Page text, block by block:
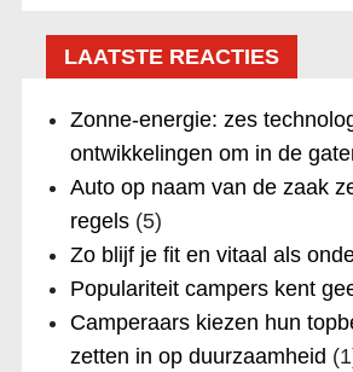
LAATSTE REACTIES
Zonne-energie: zes
ontwikkelingen om in de
Auto op naam van de zaak
regels(5)
Zo blijf je fit en vitaal als
Populariteit campers kent
Camperaars kiezen hun
zetten in op duurzaamheid